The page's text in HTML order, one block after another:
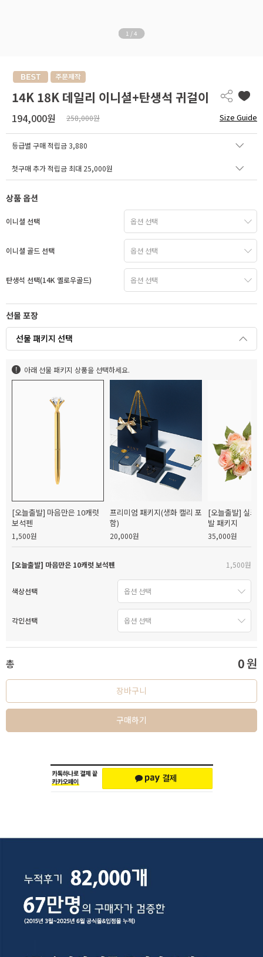
1 /4
14K 18K 데일리 이니셜+탄생석 귀걸이
194,000원 258,000원 Size Guide
등급별 구매 적립금3,880
첫구매 추가 적립금 최대 25,000원
상품 옵션
이니셜 선택
이니셜 골드 선택
탄생석 선택(14K 옐로우골드)
선물 포장
선물 패키지 선택
아래 선물 패키지 상품을 선택하세요.
[오늘출발] 마음만은 10캐럿
보석펜
1,500원
프리미엄 패키지(생화 캘리 포
함)
20,000원
[오늘출발] 실크
발 패키지
35,000원
[오늘출발] 마음만은 10캐럿 보석펜 1,500원
색상선택
각인선택
총 0원
장바구니
구매하기